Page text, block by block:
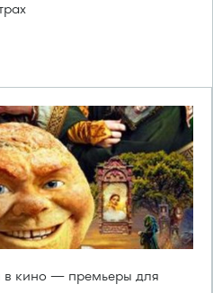
в кино — премьеры для